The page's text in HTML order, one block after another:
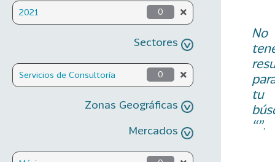
2021 0
Sectores
Servicios de Consultoría 0
Zonas Geográficas
Mercados
No
tu
“”.